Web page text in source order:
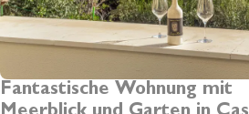
Fantastische Wohnung mit